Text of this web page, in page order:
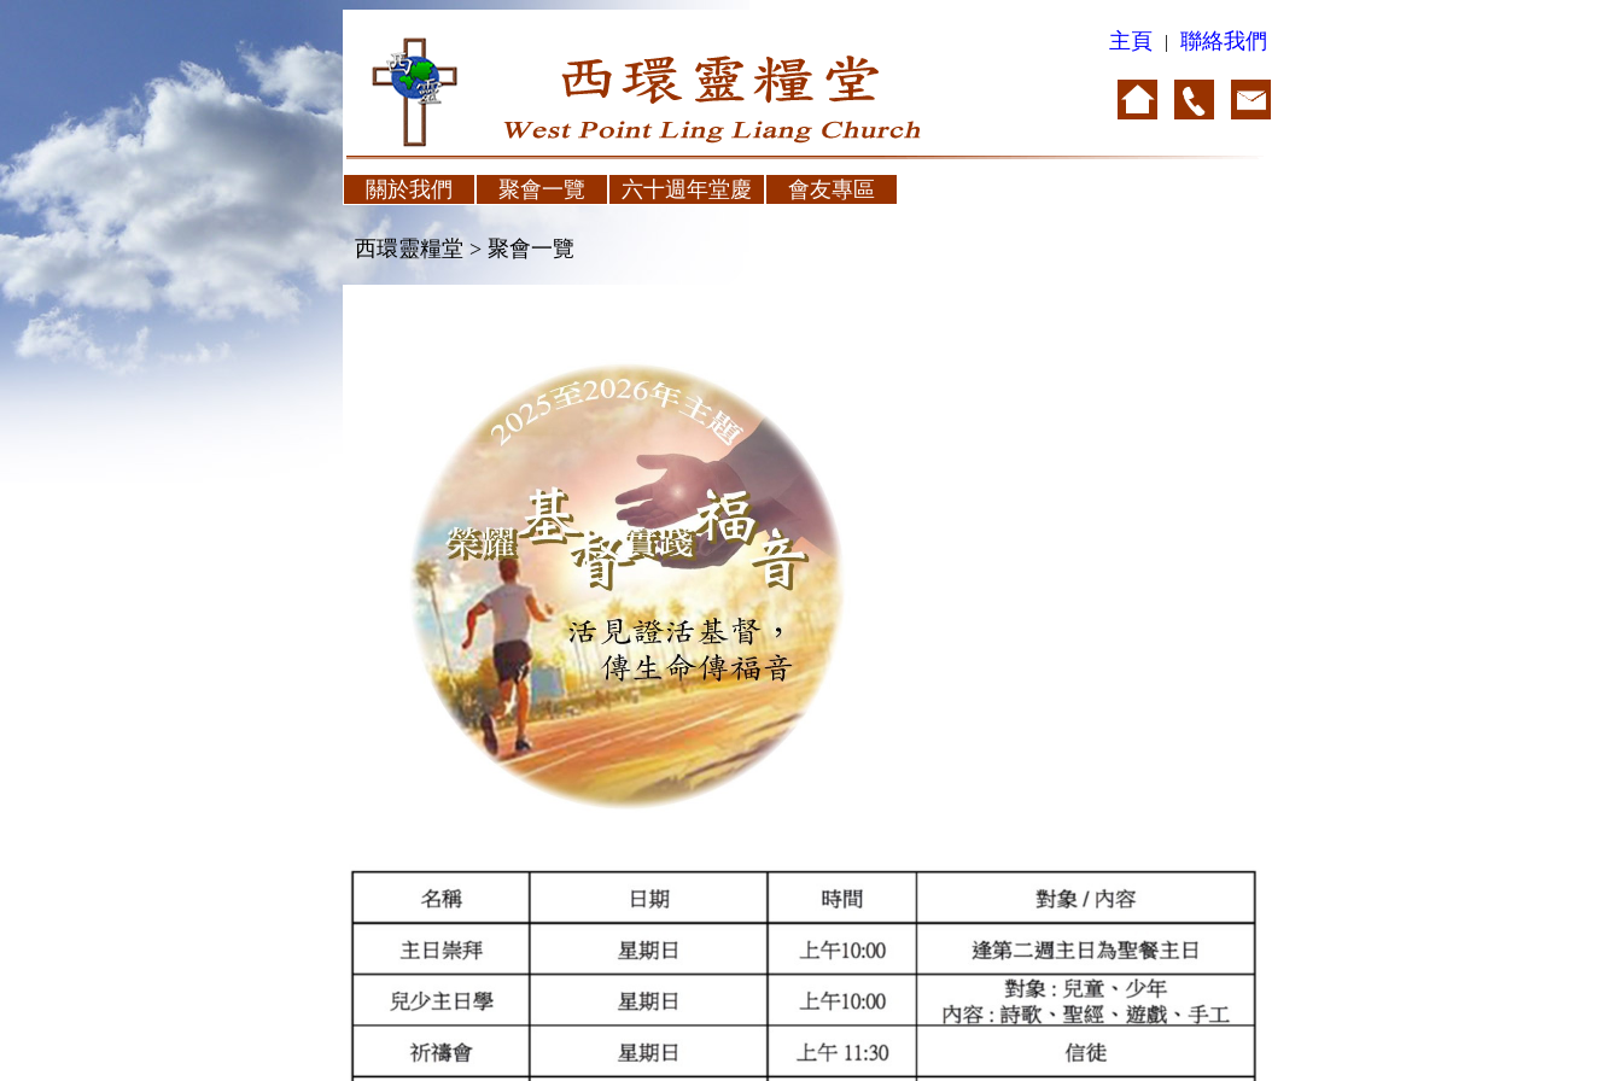
主頁 | 聯絡我們
關於我們 聚會一覽 六十週年堂慶 會友專區
西環靈糧堂 > 聚會一覽